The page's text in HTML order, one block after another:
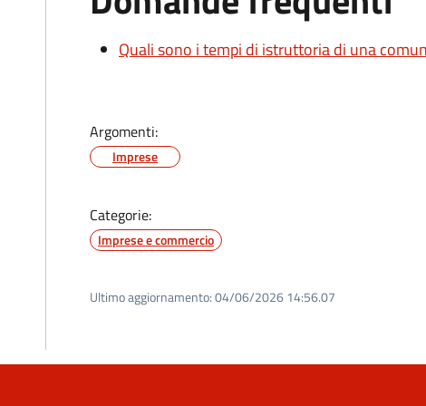
Quali sono i tempi di istruttoria di una
Argomenti:
Imprese
Categorie:
Imprese e commercio
Ultimo aggiornamento:04/06/2026 14:56.07